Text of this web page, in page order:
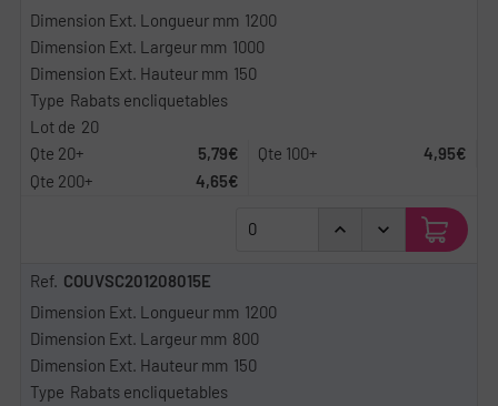
1200
1000
150
Rabats encliquetables
20
5,79€
4,95€
4,65€
COUVSC201208015E
1200
800
150
Rabats encliquetables